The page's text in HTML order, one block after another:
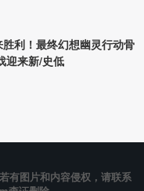
利！最终幻想幽灵行动骨
迎来新/史低
有图片和内容侵权，请联系